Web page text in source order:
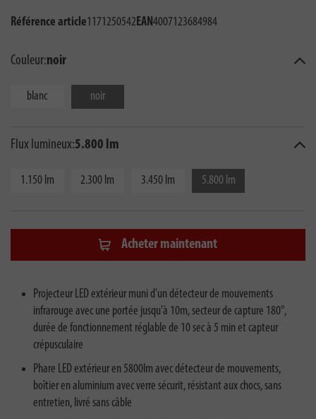
Référence article1171250542EAN4007123684984
Couleur:noir
blanc noir
Flux lumineux:5.800 lm
1.150 lm 2.300 lm 3.450 lm 5.800 lm
Acheter maintenant
Projecteur LED extérieur muni d'un détecteur de mouvements
infrarouge avec une portée jusqu'à 10m, secteur de capture 180°,
durée de fonctionnement réglable de 10 sec à 5 min et capteur
crépusculaire
Phare LED extérieur en 5800lm avec détecteur de mouvements,
boîtier en aluminium avec verre sécurit, résistant aux chocs, sans
entretien, livré sans câble